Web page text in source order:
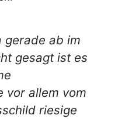
gerade ab im
gesagt ist es
vor allem vom
riesige